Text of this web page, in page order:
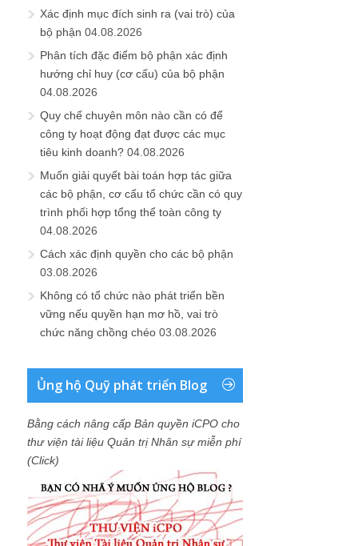
Xác định mục đích sinh ra (vai trò) của
bộ phận 04.08.2026
Phân tích đặc điểm bộ phận xác định
hướng chỉ huy (cơ cấu) của bộ phận
04.08.2026
Quy chế chuyên môn nào cần có để
công ty hoạt động đạt được các mục
tiêu kinh doanh? 04.08.2026
Muốn giải quyết bài toán hợp tác giữa
các bộ phận, cơ cấu tổ chức cần có quy
trình phối hợp tổng thể toàn công ty
04.08.2026
Cách xác định quyền cho các bộ phận
03.08.2026
Không có tổ chức nào phát triển bền
vững nếu quyền hạn mơ hồ, vai trò
chức năng chồng chéo 03.08.2026
Ủng hộ Quỹ phát triển Blog
Bằng cách nâng cấp Bản quyền iCPO cho
thư viện tài liệu Quản trị Nhân sự miễn phí
(Click)